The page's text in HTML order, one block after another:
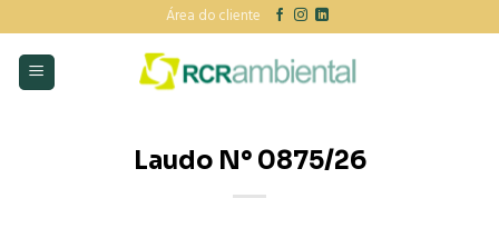
to
content
Área do cliente
Laudo N° 0875/26